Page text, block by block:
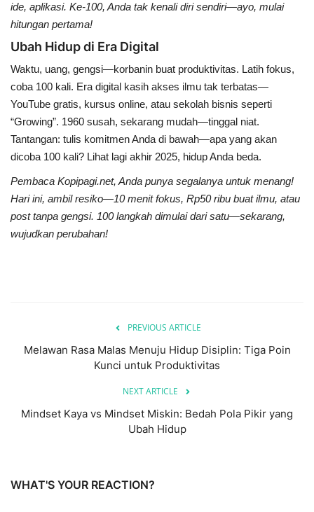
ide, aplikasi. Ke-100, Anda tak kenali diri sendiri—ayo, mulai
hitungan pertama!
Ubah Hidup di Era Digital
Waktu, uang, gengsi—korbanin buat produktivitas. Latih fokus,
coba 100 kali. Era digital kasih akses ilmu tak terbatas—
YouTube gratis, kursus online, atau sekolah bisnis seperti
“Growing”. 1960 susah, sekarang mudah—tinggal niat.
Tantangan: tulis komitmen Anda di bawah—apa yang akan
dicoba 100 kali? Lihat lagi akhir 2025, hidup Anda beda.
Pembaca Kopipagi.net, Anda punya segalanya untuk menang!
Hari ini, ambil resiko—10 menit fokus, Rp50 ribu buat ilmu, atau
post tanpa gengsi. 100 langkah dimulai dari satu—sekarang,
wujudkan perubahan!
PREVIOUS ARTICLE
Melawan Rasa Malas Menuju Hidup Disiplin: Tiga Poin
Kunci untuk Produktivitas
NEXT ARTICLE
Mindset Kaya vs Mindset Miskin: Bedah Pola Pikir yang
Ubah Hidup
WHAT'S YOUR REACTION?